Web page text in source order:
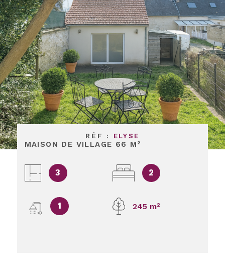
CONTACT
RÉF : ELYSE
MAISON DE VILLAGE 66 M²
3 2
1 245 m²